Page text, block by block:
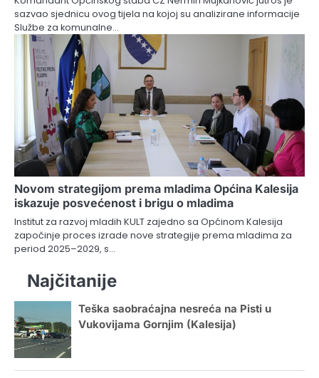
sazvao sjednicu ovog tijela na kojoj su analizirane informacije
Službe za komunalne…
Novom strategijom prema mladima Općina Kalesija
iskazuje posvećenost i brigu o mladima
Institut za razvoj mladih KULT zajedno sa Općinom Kalesija
započinje proces izrade nove strategije prema mladima za
period 2025–2029, s…
Najčitanije
Teška saobraćajna nesreća na Pisti u
Vukovijama Gornjim (Kalesija)